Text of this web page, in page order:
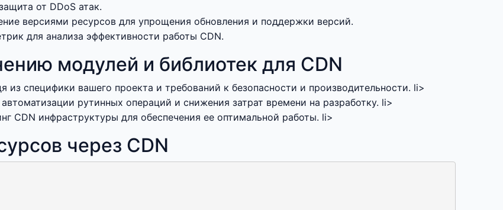
от DDoS атак.
версиями ресурсов для упрощения обновления и поддержки версий.
для анализа эффективности работы CDN.
модулей и библиотек для CDN
специфики вашего проекта и требований к безопасности и производительности. li>
рутинных операций и снижения затрат времени на разработку. li>
CDN инфраструктуры для обеспечения ее оптимальной работы. li>
через CDN